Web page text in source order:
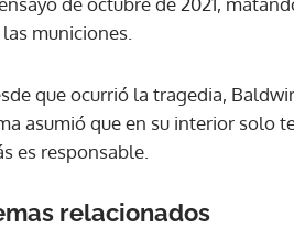
municiones.
que ocurrió la tragedia,
asumió que en su interior solo
es responsable.
relacionados